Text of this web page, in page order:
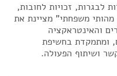
לבגרות, זכויות לחובות,
מהותי משפחתי" מציינת את
והאינטראקציה
ומתמקדת בחשיפת
ושיתוף הפעולה.